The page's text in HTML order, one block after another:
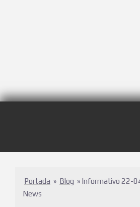
Portada » Blog » Informativo 22-
News